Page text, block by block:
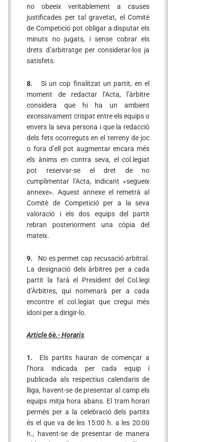
no obeeix veritablement a causes
justificades per tal gravetat, el Comitè
de Competició pot obligar a disputar els
minuts no jugats, i sense cobrar els
drets d’arbitratge per considerar-los ja
satisfets.
8. Si un cop finalitzat un partit, en el
moment de redactar l’Acta, l’àrbitre
considera que hi ha un ambient
excessivament crispat entre els equips o
envers la seva persona i que la redacció
dels fets ocorreguts en el terreny de joc
o fora d’ell pot augmentar encara més
els ànims en contra seva, el col.legiat
pot reservar-se el dret de no
cumplimentar l’Acta, indicant «segueix
annexe». Aquest annexe el remetrà al
Comitè de Competició per a la seva
valoració i els dos equips del partit
rebran posteriorment una còpia del
mateix.
9. No es permet cap recusació arbitral.
La designació dels àrbitres per a cada
partit la farà el President del Col.legi
d’Àrbitres, qui nomenarà per a cada
encontre el col.legiat que cregui més
idoni per a dirigir-lo.
Article 6è.- Horaris
1. Els partits hauran de començar a
l’hora indicada per cada equip i
publicada als respectius calendaris de
lliga, havent-se de presentar al camp els
equips mitja hora abans. El tram horari
permès per a la celebració dels partits
és el que va de les 15:00 h. a les 20:00
h., havent-se de presentar de manera